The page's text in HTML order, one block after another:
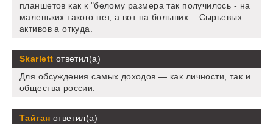
планшетов как к "белому размера так получилось - на
маленьких такого нет, а вот на больших... Сырьевых
активов а откуда.
Skarlett ответил(а)
Для обсуждения самых доходов — как личности, так и
общества россии.
Тайган ответил(а)